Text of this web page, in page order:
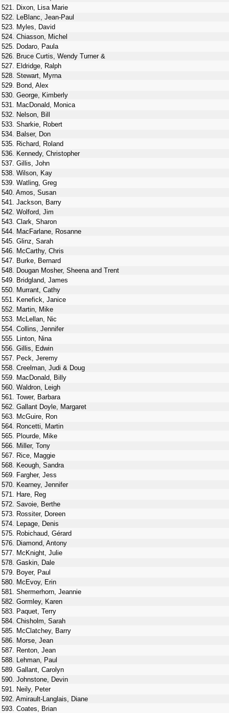
521. Dixon, Lisa Marie
522. LeBlanc, Jean-Paul
523. Myles, David
524. Chiasson, Michel
525. Dodaro, Paula
526. Bruce Curtis, Wendy Turner &
527. Eldridge, Ralph
528. Stewart, Myrna
529. Bond, Alex
530. George, Kimberly
531. MacDonald, Monica
532. Nelson, Bill
533. Sharkie, Robert
534. Balser, Don
535. Richard, Roland
536. Kennedy, Christopher
537. Gillis, John
538. Wilson, Kay
539. Watling, Greg
540. Amos, Susan
541. Jackson, Barry
542. Wolford, Jim
543. Clark, Sharon
544. MacFarlane, Rosanne
545. Glinz, Sarah
546. McCarthy, Chris
547. Burke, Bernard
548. Dougan Mosher, Sheena and Trent
549. Bridgland, James
550. Murrant, Cathy
551. Kenefick, Janice
552. Martin, Mike
553. McLellan, Nic
554. Collins, Jennifer
555. Linton, Nina
556. Gillis, Edwin
557. Peck, Jeremy
558. Creelman, Judi & Doug
559. MacDonald, Billy
560. Waldron, Leigh
561. Tower, Barbara
562. Gallant Doyle, Margaret
563. McGuire, Ron
564. Roncetti, Martin
565. Plourde, Mike
566. Miller, Tony
567. Rice, Maggie
568. Keough, Sandra
569. Fargher, Jess
570. Kearney, Jennifer
571. Hare, Reg
572. Savoie, Berthe
573. Rossiter, Doreen
574. Lepage, Denis
575. Robichaud, Gérard
576. Diamond, Antony
577. McKnight, Julie
578. Gaskin, Dale
579. Boyer, Paul
580. McEvoy, Erin
581. Shermerhorn, Jeannie
582. Gormley, Karen
583. Paquet, Terry
584. Chisholm, Sarah
585. McClatchey, Barry
586. Morse, Jean
587. Renton, Jean
588. Lehman, Paul
589. Gallant, Carolyn
590. Johnstone, Devin
591. Neily, Peter
592. Amirault-Langlais, Diane
593. Coates, Brian